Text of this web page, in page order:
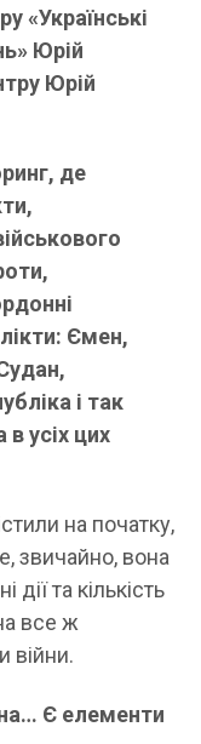
«Українські
Юрій
Юрій
де
Ємен,
і так
в усіх цих
на початку,
звичайно, вона
дії та кількість
все ж
війни.
Є елементи